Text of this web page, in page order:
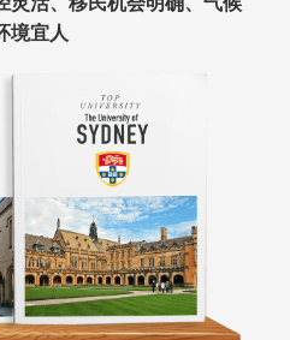
境宜人